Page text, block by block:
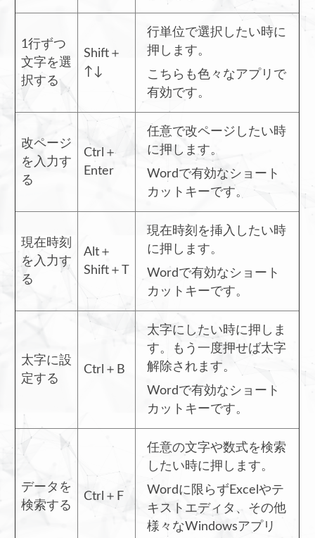
1行ずつ
文字を選
択する
Shift＋
↑↓
行単位で選択したい時に
押します。
こちらも色々なアプリで
有効です。
改ページ
を入力す
る
Ctrl＋
Enter
任意で改ページしたい時
に押します。
Wordで有効なショート
カットキーです。
現在時刻
を入力す
る
Alt＋
Shift＋T
現在時刻を挿入したい時
に押します。
Wordで有効なショート
カットキーです。
太字に設
定する
Ctrl＋B
太字にしたい時に押しま
す。もう一度押せば太字
解除されます。
Wordで有効なショート
カットキーです。
データを
検索する
Ctrl＋F
任意の文字や数式を検索
したい時に押します。
Wordに限らずExcelやテ
キストエディタ、その他
様々なWindowsアプリ